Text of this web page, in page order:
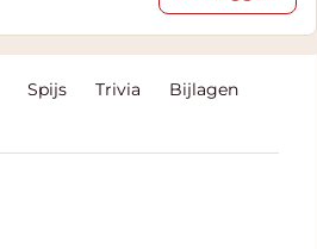
Spijs Trivia
Bijlagen